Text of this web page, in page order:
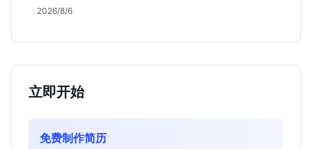
会，分析薪资面议背后的含金量及应届生成长路径，助
2026/8/6
立即开始
免费制作简历